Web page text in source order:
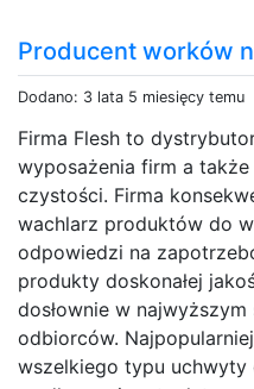
Producent worków
Dodano: 3 lata 5 miesięcy temu
Firma Flesh to
wyposażenia firm a
czystości. Firma
wachlarz produktów do
odpowiedzi na
produkty doskonałej
dosłownie w
odbiorców.
wszelkiego typu